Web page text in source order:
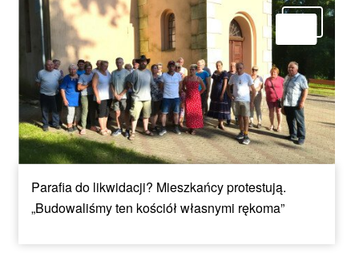
Parafia do likwidacji? Mieszkańcy protestują.
„Budowaliśmy ten kościół własnymi rękoma”